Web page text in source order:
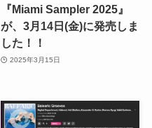
『Miami Sampler 2025』
が、3月14日(金)に発売しま
した！！
2025年3月15日